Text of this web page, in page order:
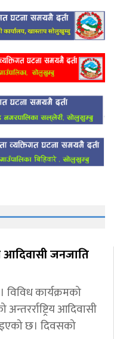
आदिवासी जनजाति
विविध कार्यक्रमको
आदिवासी
छ। दिवसको